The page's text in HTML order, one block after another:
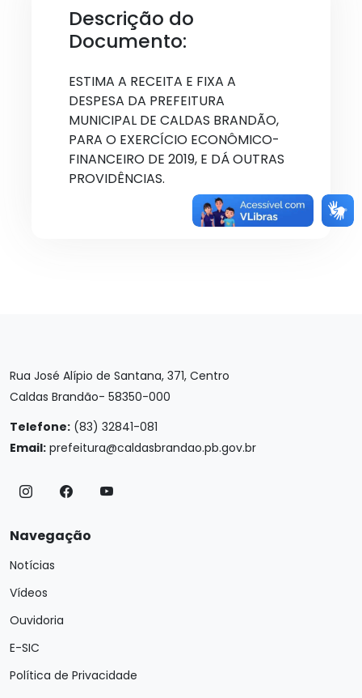
Descrição do
Documento:
ESTIMA A RECEITA E FIXA A
DESPESA DA PREFEITURA
MUNICIPAL DE CALDAS BRANDÃO,
PARA O EXERCÍCIO ECONÔMICO-
FINANCEIRO DE 2019, E DÁ OUTRAS
PROVIDÊNCIAS.
Rua José Alípio de Santana, 371, Centro
Caldas Brandão- 58350-000
Telefone: (83) 32841-081
Email: prefeitura@caldasbrandao.pb.gov.br
Navegação
Notícias
Vídeos
Ouvidoria
E-SIC
Política de Privacidade